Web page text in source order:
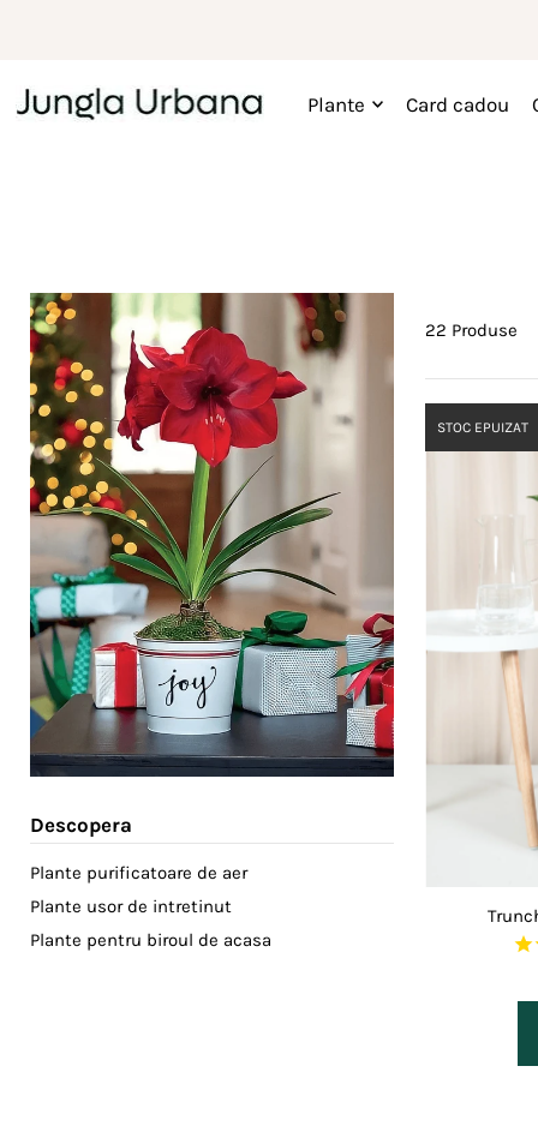
Plante Card cadou
Descopera
Plante purificatoare de aer
Plante usor de intretinut
Plante pentru biroul de acasa
22 Produse
STOC EPUIZAT